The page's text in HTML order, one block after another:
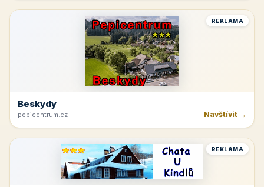
REKLAMA
Beskydy
pepicentrum.cz Navštívit →
REKLAMA